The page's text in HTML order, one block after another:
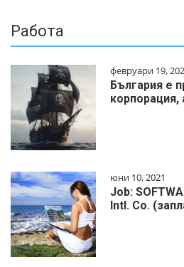
Работа
февруари 19,
България е
корпорация,
юни 10, 2021
Job:
Intl. Co.